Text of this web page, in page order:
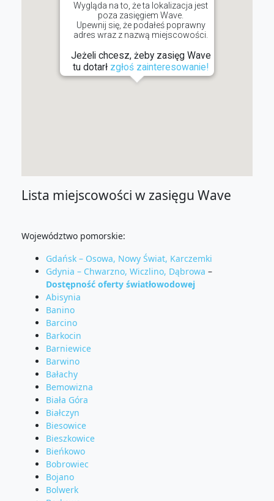
Wygląda na to, że ta lokalizacja jest
poza zasięgiem Wave.
Upewnij się, że podałeś poprawny
adres wraz z nazwą miejscowości.
Jeżeli chcesz, żeby zasięg Wave
tu dotarł zgłoś zainteresowanie!
Lista miejscowości w zasięgu Wave
Województwo pomorskie:
Gdańsk – Osowa, Nowy Świat, Karczemki
Gdynia – Chwarzno, Wiczlino, Dąbrowa –
Dostępność oferty światłowodowej
Abisynia
Banino
Barcino
Barkocin
Barniewice
Barwino
Bałachy
Bemowizna
Biała Góra
Białczyn
Biesowice
Bieszkowice
Bieńkowo
Bobrowiec
Bojano
Bolwerk